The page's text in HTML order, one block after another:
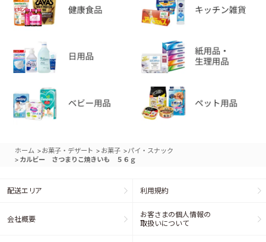
ホーム >お菓子・デザート > お菓子 >パイ・スナック
> カルビー さつまりこ焼きいも ５６ｇ
配送エリア 利用規約
会社概要
お客さまの個人情報の
取扱いについて